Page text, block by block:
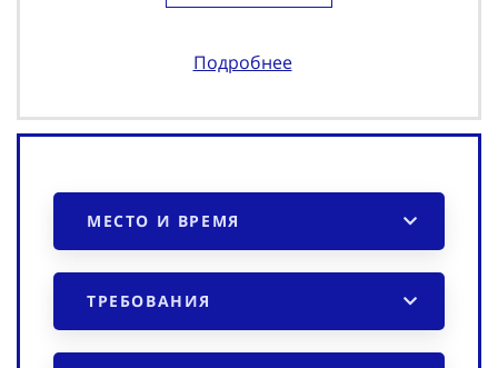
Подробнее
МЕСТО И ВРЕМЯ
ТРЕБОВАНИЯ